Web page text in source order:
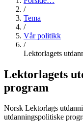
/
Tema
/
Vår politikk
/
Lektorlagets
Lektorlagets
program
Norsk Lektorlags
utdanningspolitiske